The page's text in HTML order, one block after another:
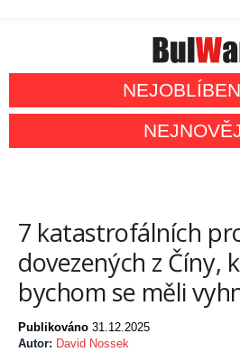
7 katastrofálních
dovezených z Číny,
bychom se měli
Publikováno 31.12.2025
Autor: David Nossek